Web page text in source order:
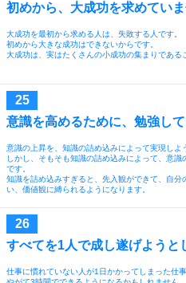
初めから、大成功を求めていま
大成功を最初から求める人は、失敗する人です。
初めから大きな成功はできないからです。
大成功は、実はたくさんの小成功の集まりである
意識を高めるために、勉強して
意識の上昇を、知識の詰め込みによって実現しよ
しかし、そもそも知識の詰め込みによって、意識
です。
知識を詰め込みすぎると、先入観ができて、自分
い、価値観に縛られるようになります。
すべてを1人で成し遂げようと
仕事に慣れていない人が1日かかってしまった仕